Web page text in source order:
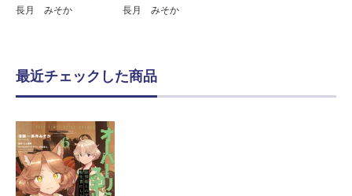
長月 みそか
長月 みそか
最近チェックした商品